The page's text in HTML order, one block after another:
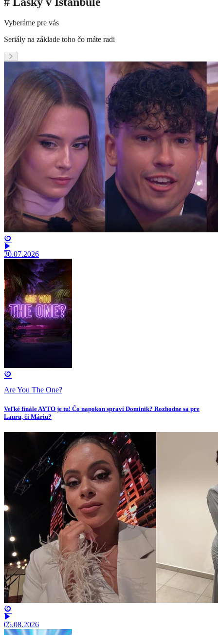
Vyberáme pre vás
Seriály na základe toho čo máte radi
30.07.2026
Are You The One?
Veľké finále AYTO je tu! Čo napokon spraví Dominik? Rozhodne sa pre
Lauru, či Máriu?
05.08.2026